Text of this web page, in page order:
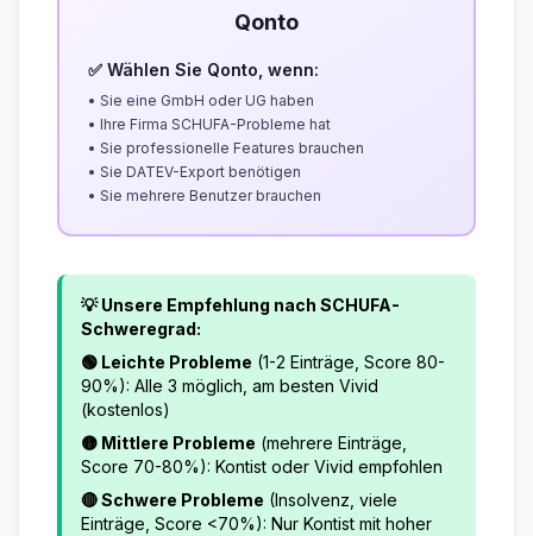
Qonto
✅ Wählen Sie Qonto, wenn:
• Sie eine GmbH oder UG haben
• Ihre Firma SCHUFA-Probleme hat
• Sie professionelle Features brauchen
• Sie DATEV-Export benötigen
• Sie mehrere Benutzer brauchen
💡 Unsere Empfehlung nach SCHUFA-
Schweregrad:
🟢 Leichte Probleme (1-2 Einträge, Score 80-
90%): Alle 3 möglich, am besten Vivid
(kostenlos)
🟡 Mittlere Probleme (mehrere Einträge,
Score 70-80%): Kontist oder Vivid empfohlen
🔴 Schwere Probleme (Insolvenz, viele
Einträge, Score <70%): Nur Kontist mit hoher